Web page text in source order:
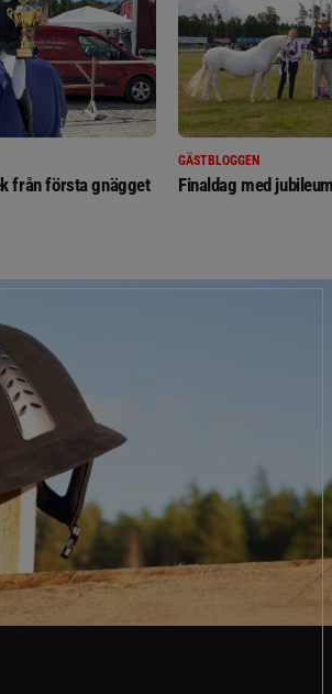
från första gnägget
GÄSTBLOGGEN
Finaldag med